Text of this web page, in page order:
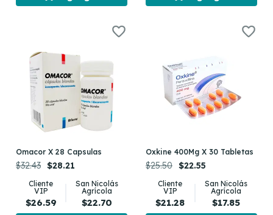
Omacor X 28 Capsulas
$32.43 $28.21
Cliente
VIP
$26.59
San Nicolás
Agrícola
$22.70
Oxkine 400Mg X 30 Tabletas
$25.50 $22.55
Cliente
VIP
$21.28
San Nicolás
Agrícola
$17.85